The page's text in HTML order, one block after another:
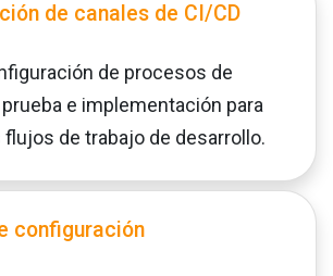
de canales de CI/CD
de procesos de
e implementación para
de trabajo de desarrollo.
configuración